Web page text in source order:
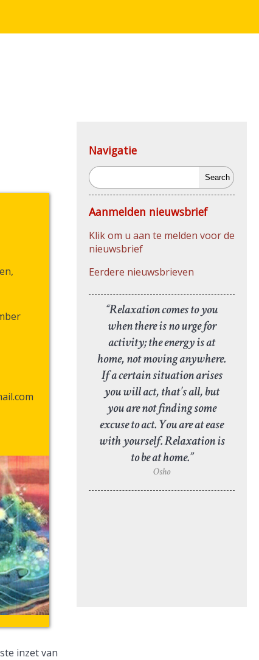
inzet van
Navigatie
Search
Aanmelden nieuwsbrief
Klik om u aan te melden voor de
nieuwsbrief
Eerdere nieuwsbrieven
“Relaxation comes to you
when there is no urge for
activity; the energy is at
home, not moving anywhere.
If a certain situation arises
you will act, that’s all, but
you are not finding some
excuse to act. You are at ease
with yourself. Relaxation is
to be at home.”
Osho